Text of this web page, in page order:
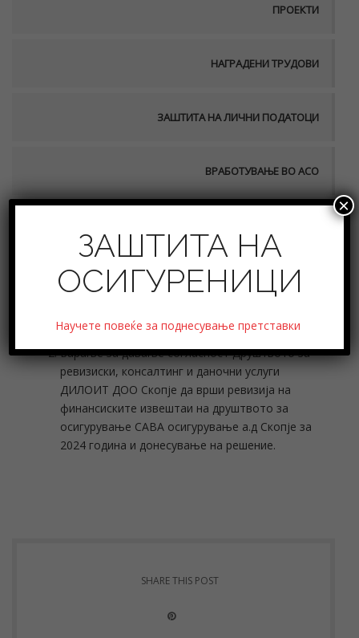
ПРОЕКТИ
НАГРАДЕНИ ТРУДОВИ
ЗАШТИТА НА ЛИЧНИ ПОДАТОЦИ
ВРАБОТУВАЊЕ ВО АСО
одржана на 27 август, 2024 година;
Барање за давање согласност Друштвото за
ревизиски, консалтинг и даночни услуги
ДИЛОИТ ДОО Скопје да врши ревизија на
финансиските извештаи на друштвото за
осигурување САВА осигурување а.д Скопје за
2024 година и донесување на решение.
SHARE THIS POST
ЗАШТИТА НА
ОСИГУРЕНИЦИ
Научете повеќе за поднесување претставки
×